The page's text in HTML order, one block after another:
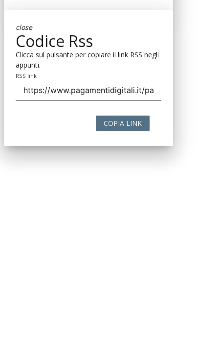
close
Codice Rss
Clicca sul pulsante per copiare il link RSS negli
appunti.
RSS link
COPIA LINK